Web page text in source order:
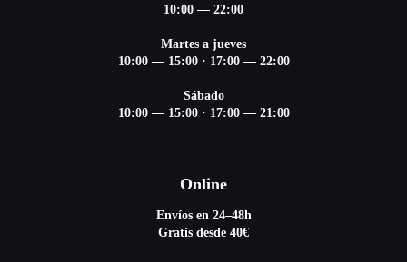
10:00 — 22:00
Martes a jueves
10:00 — 15:00· 17:00 — 22:00
Sábado
10:00 — 15:00· 17:00 — 21:00
Online
Envíos en 24–48h
Gratis desde 40€